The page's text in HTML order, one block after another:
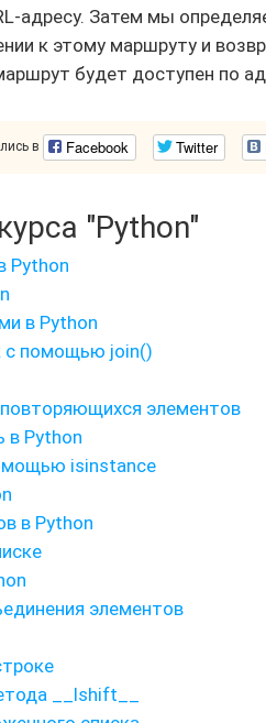
адресу. Затем мы
к этому маршруту и
будет доступен по
в Facebook Twitter
"Python"
Python
в Python
с помощью join()
элементов
в Python
isinstance
в Python
элементов
__lshift__